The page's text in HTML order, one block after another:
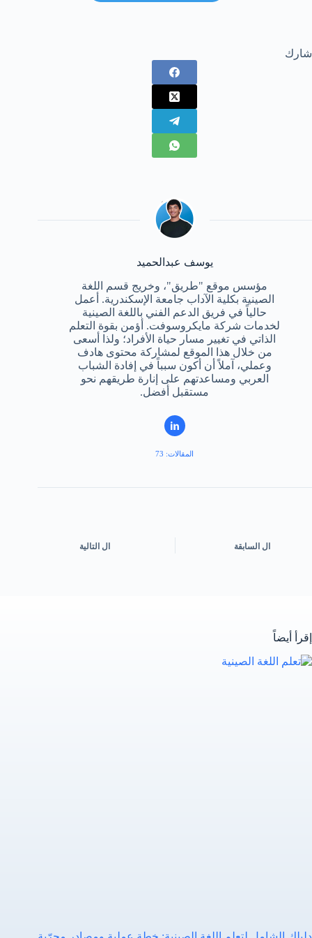
شارك
يوسف عبدالحميد
مؤسس موقع "طريق"، وخريج قسم اللغة
الصينية بكلية الآداب جامعة الإسكندرية. أعمل
حالياً في فريق الدعم الفني باللغة الصينية
لخدمات شركة مايكروسوفت. أؤمن بقوة التعلم
الذاتي في تغيير مسار حياة الأفراد؛ ولذا أسعى
من خلال هذا الموقع لمشاركة محتوى هادف
وعملي، آملاً أن أكون سبباً في إفادة الشباب
العربي ومساعدتهم على إنارة طريقهم نحو
مستقبل أفضل.
المقالات: 73
ال السابقة ال التالية
إقرأ أيضاً